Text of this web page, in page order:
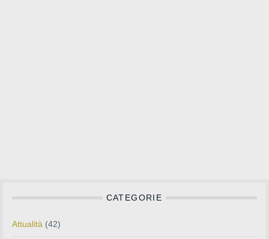
CATEGORIE
Attualità (42)